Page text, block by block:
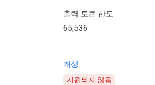
출력 토큰 한도
65,536
캐싱
지원되지 않음